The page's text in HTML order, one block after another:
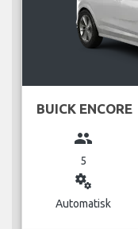
BUICK ENCORE
group
5
miscellaneous_services
Automatisk